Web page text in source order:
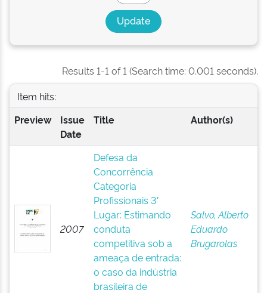
Results 1-1 of 1 (Search time: 0.001 seconds).
Item hits:
Preview
Issue
Date
Title Author(s)
2007
Defesa da
Concorrência
Categoria
Profissionais 3°
Lugar: Estimando
conduta
competitiva sob a
ameaça de entrada:
o caso da indústria
brasileira de
Salvo, Alberto
Eduardo
Brugarolas